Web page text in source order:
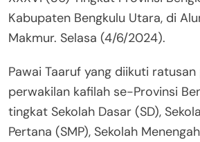
Kabupaten Bengkulu Utara, di
Makmur. Selasa (4/6/2024).
Pawai Taaruf yang diikuti
perwakilan kafilah se-Provinsi
tingkat Sekolah Dasar (SD),
Pertana (SMP), Sekolah